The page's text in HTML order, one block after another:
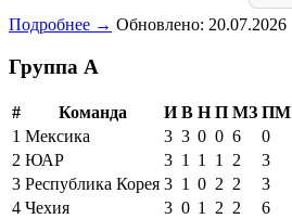
Подробнее → Обновлено: 20.07.2026
Группа A
# Команда И В Н П МЗ ПМ
1 Мексика 3 3 0 0 6 0
2 ЮАР 3 1 1 1 2 3
3 Республика Корея 3 1 0 2 2 3
4 Чехия 3 0 1 2 2 6